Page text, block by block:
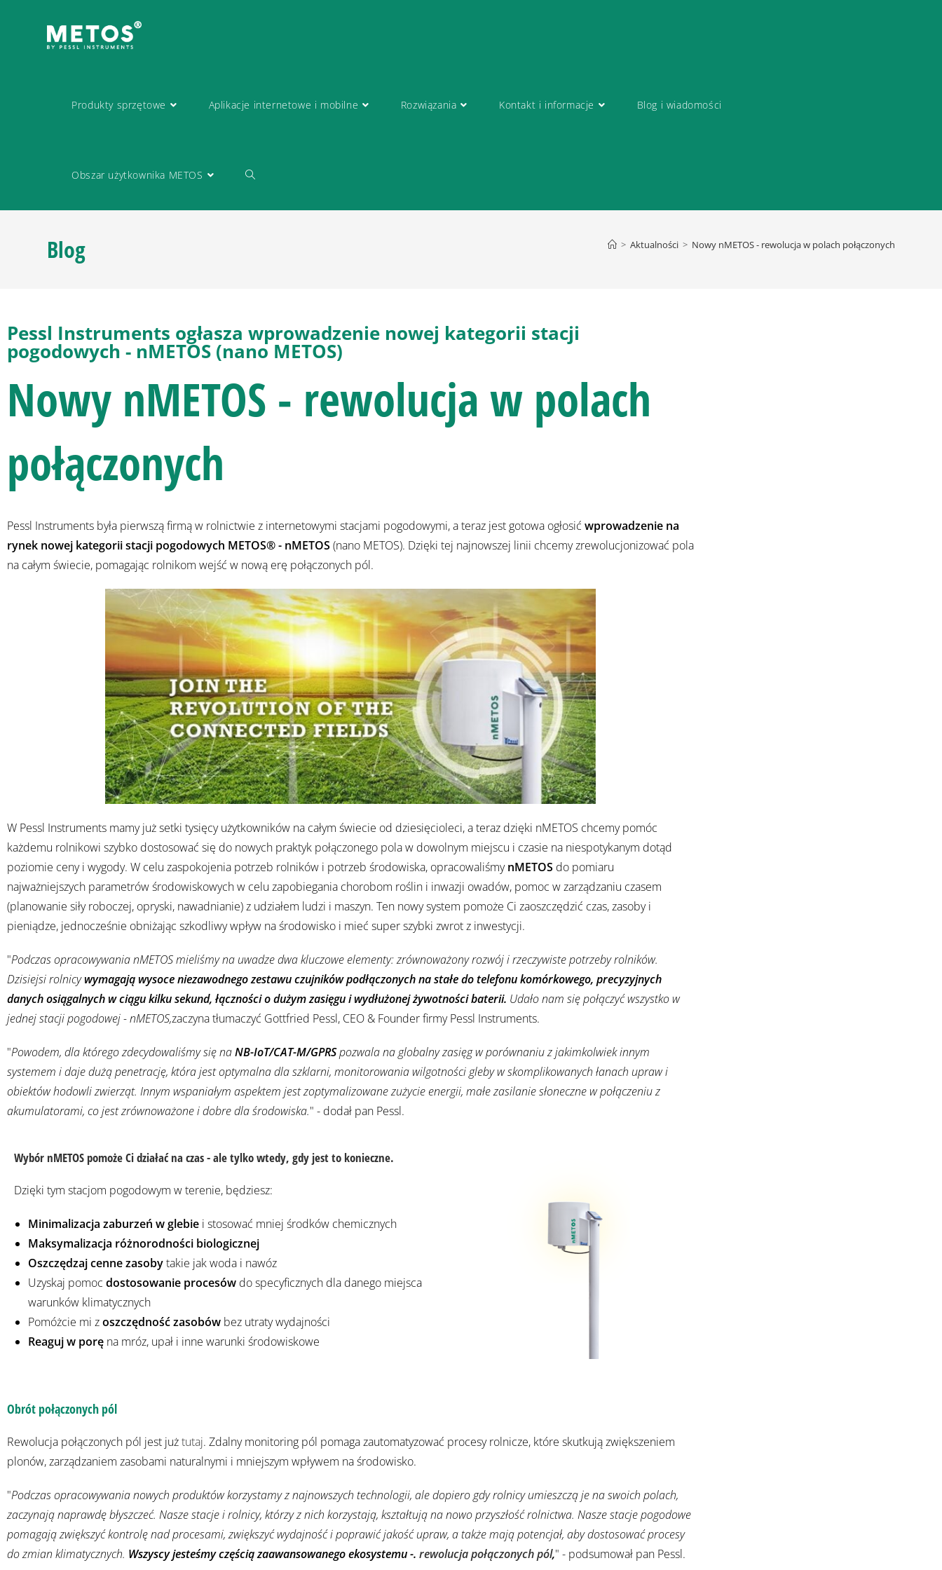
Produkty sprzętowe Aplikacje internetowe i mobilne Rozwiązania Kontakt i informacje Blog i wiadomości
Obszar użytkownika METOS
Blog > Aktualności > Nowy nMETOS - rewolucja w polach połączonych
Pessl Instruments ogłasza wprowadzenie nowej kategorii stacji
pogodowych - nMETOS (nano METOS)
Nowy nMETOS - rewolucja w polach
połączonych
Pessl Instruments była pierwszą firmą w rolnictwie z internetowymi stacjami pogodowymi, a teraz jest gotowa ogłosić wprowadzenie na
rynek nowej kategorii stacji pogodowych METOS® - nMETOS (nano METOS). Dzięki tej najnowszej linii chcemy zrewolucjonizować pola
na całym świecie, pomagając rolnikom wejść w nową erę połączonych pól.
W Pessl Instruments mamy już setki tysięcy użytkowników na całym świecie od dziesięcioleci, a teraz dzięki nMETOS chcemy pomóc
każdemu rolnikowi szybko dostosować się do nowych praktyk połączonego pola w dowolnym miejscu i czasie na niespotykanym dotąd
poziomie ceny i wygody. W celu zaspokojenia potrzeb rolników i potrzeb środowiska, opracowaliśmynMETOS do pomiaru
najważniejszych parametrów środowiskowych w celu zapobiegania chorobom roślin i inwazji owadów, pomoc w zarządzaniu czasem
(planowanie siły roboczej, opryski, nawadnianie) z udziałem ludzi i maszyn. Ten nowy system pomoże Ci zaoszczędzić czas, zasoby i
pieniądze, jednocześnie obniżając szkodliwy wpływ na środowisko i mieć super szybki zwrot z inwestycji.
"Podczas opracowywania nMETOS mieliśmy na uwadze dwa kluczowe elementy: zrównoważony rozwój i rzeczywiste potrzeby rolników.
Dzisiejsi rolnicywymagają wysoce niezawodnego zestawu czujników podłączonych na stałe do telefonu komórkowego, precyzyjnych
danych osiągalnych w ciągu kilku sekund, łączności o dużym zasięgu i wydłużonej żywotności baterii. Udało nam się połączyć wszystko w
jednej stacji pogodowej - nMETOS,zaczyna tłumaczyć Gottfried Pessl, CEO & Founder firmy Pessl Instruments.
"Powodem, dla którego zdecydowaliśmy się naNB-IoT/CAT-M/GPRSpozwala na globalny zasięg w porównaniu z jakimkolwiek innym
systemem i daje dużą penetrację, która jest optymalna dla szklarni, monitorowania wilgotności gleby w skomplikowanych łanach upraw i
obiektów hodowli zwierząt. Innym wspaniałym aspektem jest zoptymalizowane zużycie energii, małe zasilanie słoneczne w połączeniu z
akumulatorami, co jest zrównoważone i dobre dla środowiska." - dodał pan Pessl.
Wybór nMETOS pomoże Ci działać na czas - ale tylko wtedy, gdy jest to konieczne.
Dzięki tym stacjom pogodowym w terenie, będziesz:
Minimalizacja zaburzeń w glebie i stosować mniej środków chemicznych
Maksymalizacja różnorodności biologicznej
Oszczędzaj cenne zasobytakie jak woda i nawóz
Uzyskaj pomoc dostosowanie procesów do specyficznych dla danego miejsca
warunków klimatycznych
Pomóżcie mi zoszczędność zasobów bez utraty wydajności
Reaguj w porę na mróz, upał i inne warunki środowiskowe
Obrót połączonych pól
Rewolucja połączonych pól jest jużtutaj. Zdalny monitoring pól pomaga zautomatyzować procesy rolnicze, które skutkują zwiększeniem
plonów, zarządzaniem zasobami naturalnymi i mniejszym wpływem na środowisko.
"Podczas opracowywania nowych produktów korzystamy z najnowszych technologii, ale dopiero gdy rolnicy umieszczą je na swoich polach,
zaczynają naprawdę błyszczeć. Nasze stacje i rolnicy, którzy z nich korzystają, kształtują na nowo przyszłość rolnictwa. Nasze stacje pogodowe
pomagają zwiększyć kontrolę nad procesami, zwiększyć wydajność i poprawić jakość upraw, a także mają potencjał, aby dostosować procesy
do zmian klimatycznych. Wszyscy jesteśmy częścią zaawansowanego ekosystemu -. rewolucja połączonych pól," - podsumował pan Pessl.